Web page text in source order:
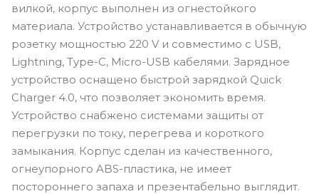
вилкой, корпус выполнен из огнестойкого
материала. Устройство устанавливается в обычную
розетку мощностью 220 V и совместимо с USB,
Lightning, Type-C, Micro-USB кабелями. Зарядное
устройство оснащено быстрой зарядкой Quick
Charger 4.0, что позволяет экономить время.
Устройство снабжено системами защиты от
перегрузки по току, перегрева и короткого
замыкания. Корпус сделан из качественного,
огнеупорного ABS-пластика, не имеет
постороннего запаха и презентабельно выглядит.